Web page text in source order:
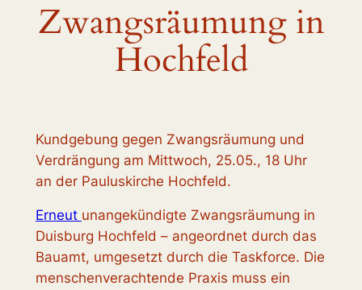
Zwangsräumung in
Hochfeld
Kundgebung gegen Zwangsräumung und
Verdrängung am Mittwoch, 25.05., 18 Uhr
an der Pauluskirche Hochfeld.
Erneut unangekündigte Zwangsräumung in
Duisburg Hochfeld – angeordnet durch das
Bauamt, umgesetzt durch die Taskforce. Die
menschenverachtende Praxis muss ein